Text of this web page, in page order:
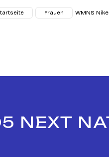
Frauen WMNS
NEXT